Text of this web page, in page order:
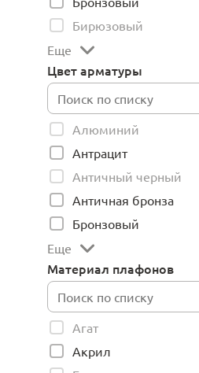
Бирюзовый
Еще
Цвет арматуры
Алюминий
Антрацит
Античный черный
Античная бронза
Бронзовый
Еще
Материал плафонов
Агат
Акрил